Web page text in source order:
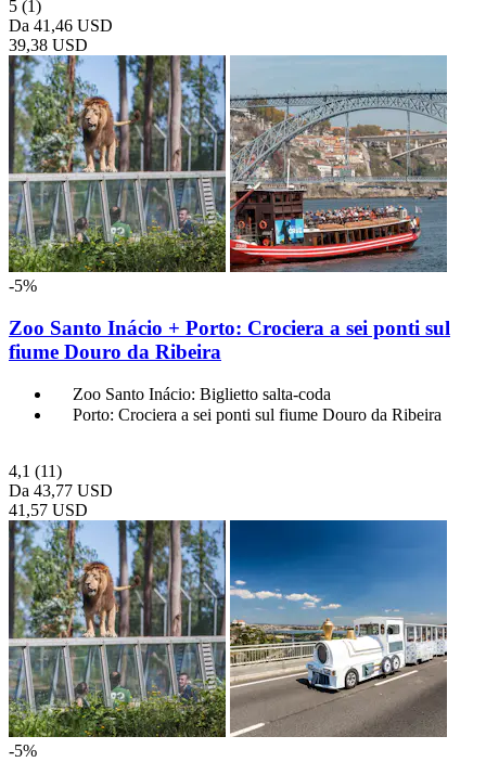
5 (1)
Da 41,46 USD
39,38 USD
-5%
Zoo Santo Inácio + Porto: Crociera a sei ponti sul
fiume Douro da Ribeira
Zoo Santo Inácio: Biglietto salta-coda
Porto: Crociera a sei ponti sul fiume Douro da Ribeira
4,1 (11)
Da 43,77 USD
41,57 USD
-5%